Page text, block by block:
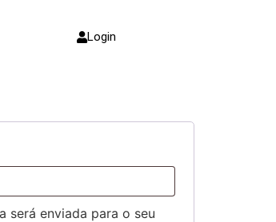
Login
será enviada para o seu